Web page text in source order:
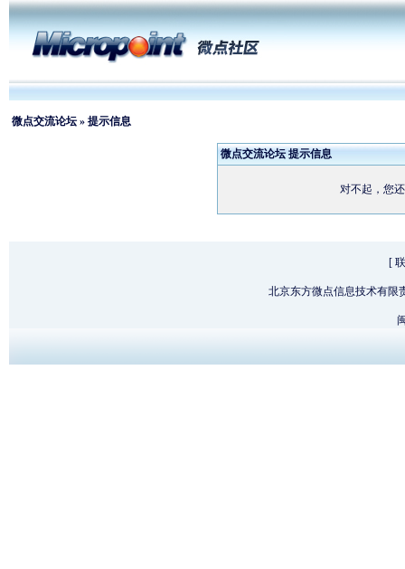
微点交流论坛 » 提示信息
微点交流论坛 提示信息
对不起，您
[
北京东方微点信息技术有限